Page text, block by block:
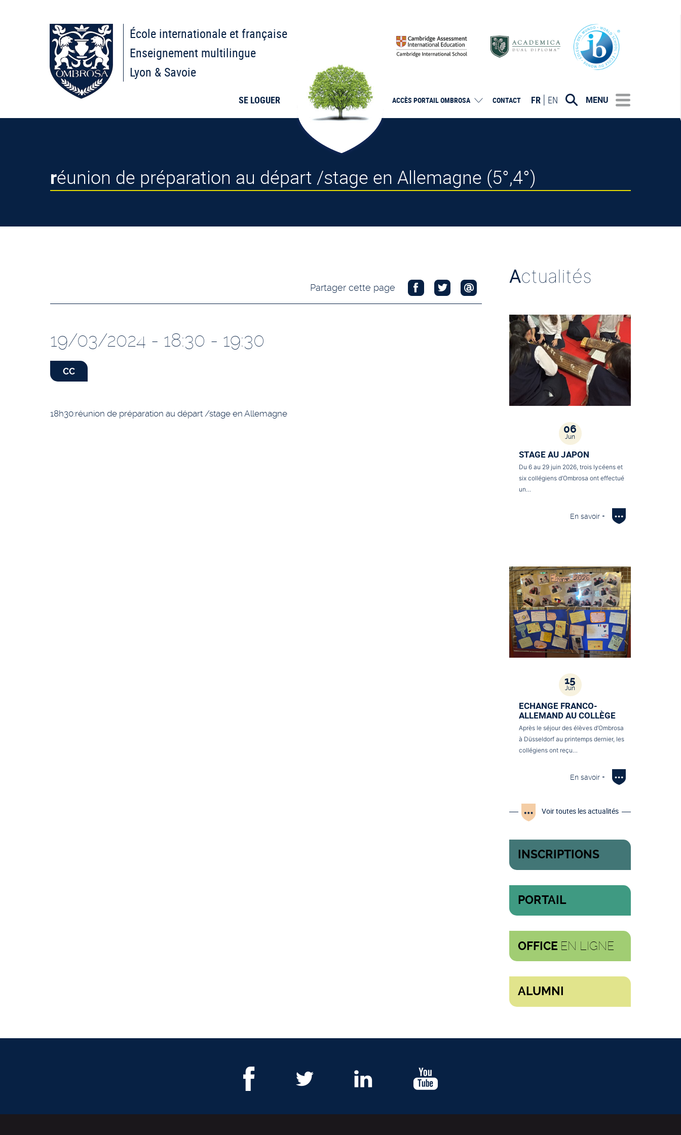
École internationale et française
Enseignement multilingue
Lyon & Savoie
SE LOGUER ACCÈS PORTAILOMBROSA CONTACT FR EN MENU
réunion de préparation au départ /stage en Allemagne (5°,4°)
Partager cette page
19/03/2024 - 18:30 - 19:30
CC
18h30:réunion de préparation au départ /stage en Allemagne
Actualités
06
Jun
STAGE AU JAPON
Du 6 au 29 juin 2026, trois lycéens et
six collégiens d’Ombrosa ont effectué
un…
En savoir +
15
Jun
ECHANGE FRANCO-
ALLEMAND AU COLLÈGE
Après le séjour des élèves d’Ombrosa
à Düsseldorf au printemps dernier, les
collégiens ont reçu…
En savoir +
Voir toutes les actualités
INSCRIPTIONS
PORTAIL
OFFICE EN LIGNE
ALUMNI